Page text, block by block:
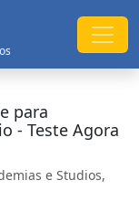
para
- Teste Agora
e Studios,